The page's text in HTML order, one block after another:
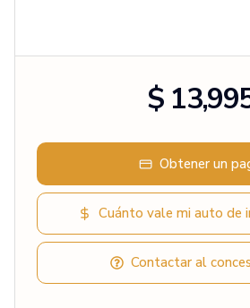
$
Obtener un
Cuánto vale mi auto de
Contactar al